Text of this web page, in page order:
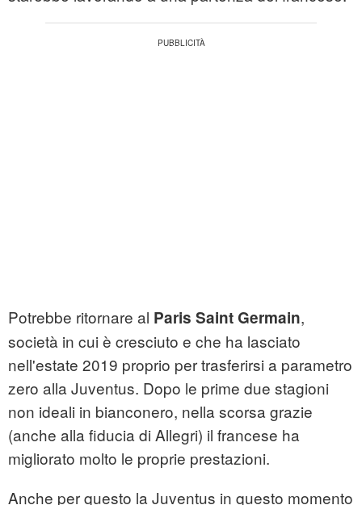
Potrebbe ritornare al Paris Saint Germain,
società in cui è cresciuto e che ha lasciato
nell'estate 2019 proprio per trasferirsi a parametro
zero alla Juventus. Dopo le prime due stagioni
non ideali in bianconero, nella scorsa grazie
(anche alla fiducia di Allegri) il francese ha
migliorato molto le proprie prestazioni.
Anche per questo la Juventus in questo momento